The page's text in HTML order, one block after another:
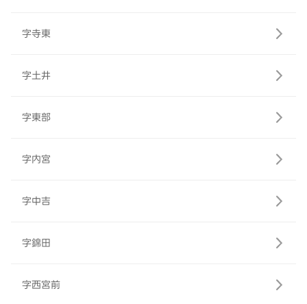
字寺東
字土井
字東部
字内宮
字中吉
字錦田
字西宮前